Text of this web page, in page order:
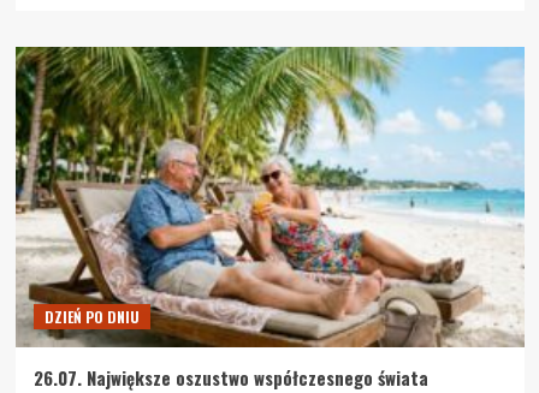
DZIEŃ PO DNIU
26.07. Największe oszustwo współczesnego świata